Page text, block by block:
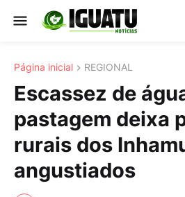
Página inicial REGIONAL
Escassez de
pastagem deixa
rurais dos
angustiados